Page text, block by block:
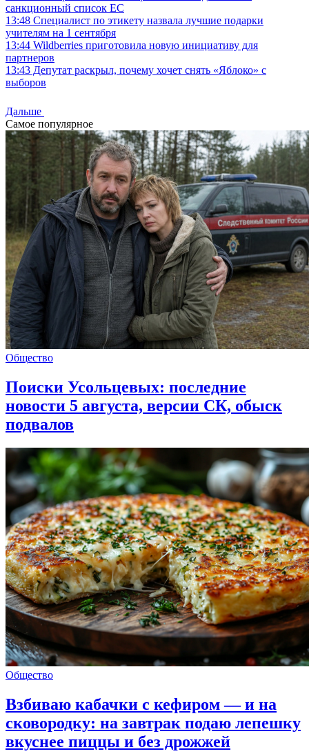
санкционный список ЕС
13:48 Специалист по этикету назвала лучшие подарки
учителям на 1 сентября
13:44 Wildberries приготовила новую инициативу для
партнеров
13:43 Депутат раскрыл, почему хочет снять «Яблоко» с
выборов
Дальше
Самое популярное
Общество
Поиски Усольцевых: последние
новости 5 августа, версии СК, обыск
подвалов
Общество
Взбиваю кабачки с кефиром — и на
сковородку: на завтрак подаю лепешку
вкуснее пиццы и без дрожжей